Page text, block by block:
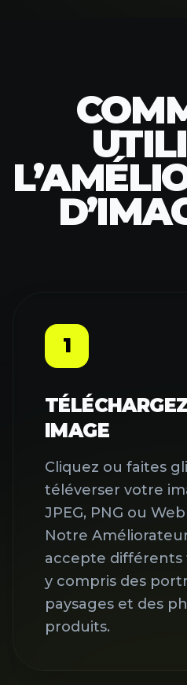
1
IMAGE
Cliquez ou faites
téléverser votre
JPEG, PNG ou
Notre
accepte différents
y compris des
paysages et des
produits.